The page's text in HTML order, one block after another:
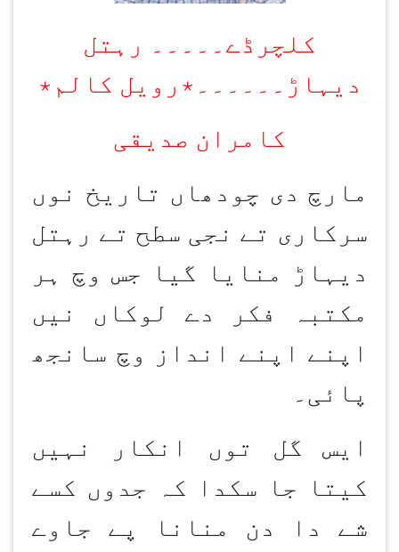
کلچرڈے۔۔۔۔۔ رہتل
دیہاڑ۔۔۔۔۔۔٭رویل کالم٭
کامران صدیقی
مارچ دی چودھاں تاریخ نوں
سرکاری تے نجی سطح تے رہتل
دیہاڑ منایا گیا جس وچ ہر
مکتبہ فکر دے لوکاں نیں
اپنے اپنے انداز وچ سانجھ
پائی۔
ایس گل توں انکار نہیں
کیتا جا سکدا کہ جدوں کسے
شے دا دن منانا پے جاوے